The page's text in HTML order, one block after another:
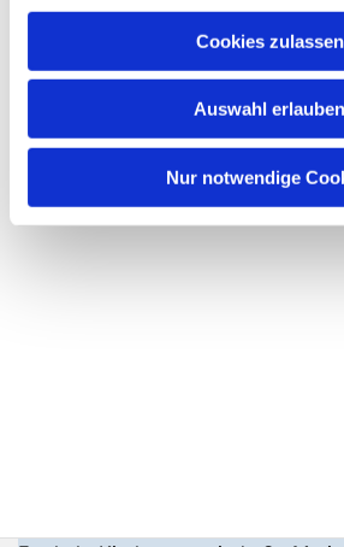
Cookies zulassen
Auswahl erlauben
Nur notwendige